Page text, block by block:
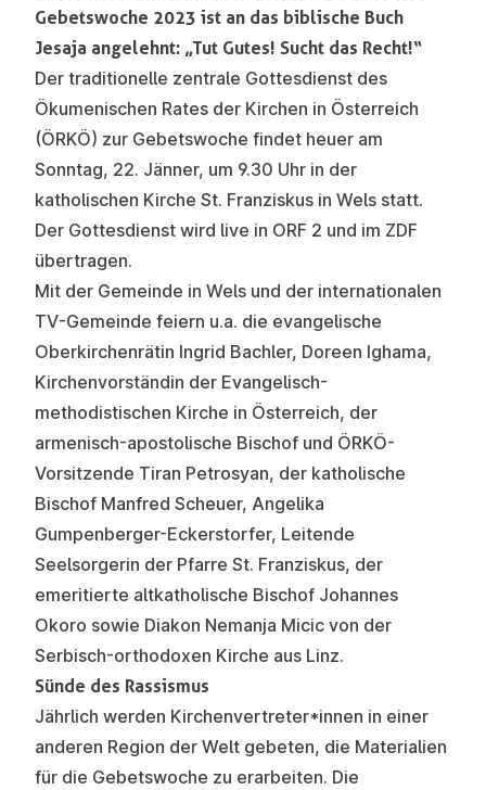
Gebetswoche 2023 ist an das biblische Buch
Jesaja angelehnt: „Tut Gutes! Sucht das Recht!“
Der traditionelle zentrale Gottesdienst des
Ökumenischen Rates der Kirchen in Österreich
(ÖRKÖ) zur Gebetswoche findet heuer am
Sonntag, 22. Jänner, um 9.30 Uhr in der
katholischen Kirche St. Franziskus in Wels statt.
Der Gottesdienst wird live in ORF 2 und im ZDF
übertragen.
Mit der Gemeinde in Wels und der internationalen
TV-Gemeinde feiern u.a. die evangelische
Oberkirchenrätin Ingrid Bachler, Doreen Ighama,
Kirchenvorständin der Evangelisch-
methodistischen Kirche in Österreich, der
armenisch-apostolische Bischof und ÖRKÖ-
Vorsitzende Tiran Petrosyan, der katholische
Bischof Manfred Scheuer, Angelika
Gumpenberger-Eckerstorfer, Leitende
Seelsorgerin der Pfarre St. Franziskus, der
emeritierte altkatholische Bischof Johannes
Okoro sowie Diakon Nemanja Micic von der
Serbisch-orthodoxen Kirche aus Linz.
Sünde des Rassismus
Jährlich werden Kirchenvertreter*innen in einer
anderen Region der Welt gebeten, die Materialien
für die Gebetswoche zu erarbeiten. Die